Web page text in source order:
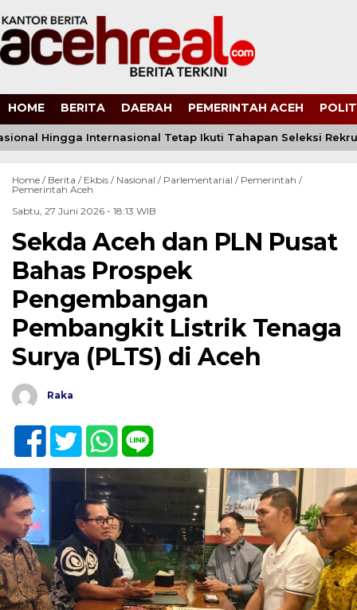
HOME BERITA DAERAH PEMERINTAH ACEH
Hingga Internasional Tetap Ikuti Tahapan Seleksi
Home / Berita / Ekbis / Nasional / Parlementarial / Pemerintah /
Pemerintah Aceh
Sabtu, 27 Juni 2026 - 18:13 WIB
Sekda Aceh dan PLN Pusat
Bahas Prospek
Pengembangan
Pembangkit Listrik Tenaga
Surya (PLTS) di Aceh
Raka